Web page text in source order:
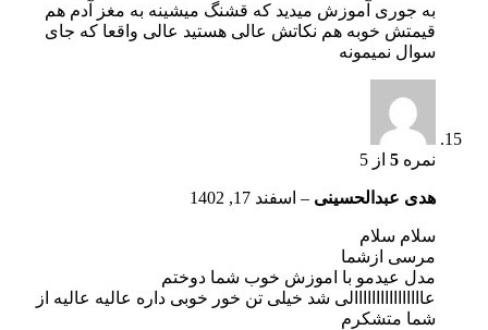
به جوری آموزش میدید که قشنگ میشینه به مغز آدم هم
قیمتش خوبه هم نکاتش عالی هستید عالی واقعا که جای
سوال نمیمونه
نمره 5 از 5
هدی عبدالحسینی – اسفند 17, 1402
سلام سلام
مرسی ازشما
مدل عیدمو با اموزش خوب شما دوختم
عاااااااااااااااالی شد خیلی تن خور خوبی داره عالیه عالیه از
شما متشکرم